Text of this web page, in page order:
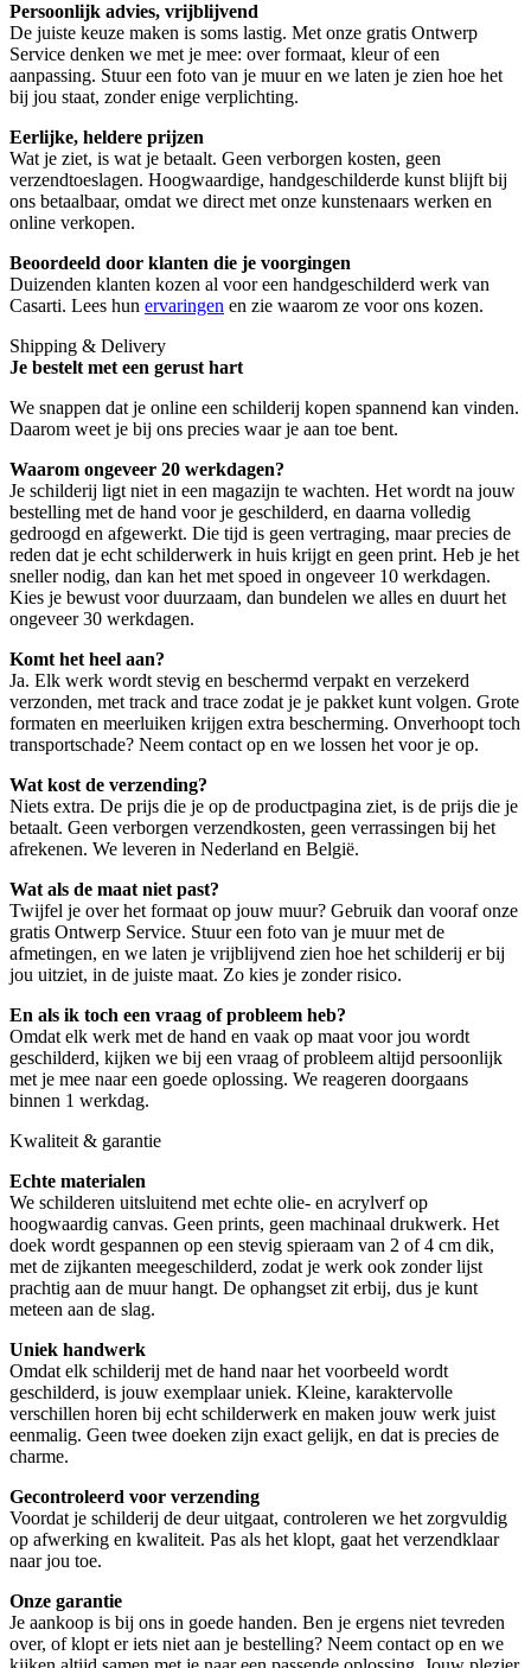
Persoonlijk advies, vrijblijvend
De juiste keuze maken is soms lastig. Met onze gratis Ontwerp
Service denken we met je mee: over formaat, kleur of een
aanpassing. Stuur een foto van je muur en we laten je zien hoe het
bij jou staat, zonder enige verplichting.
Eerlijke, heldere prijzen
Wat je ziet, is wat je betaalt. Geen verborgen kosten, geen
verzendtoeslagen. Hoogwaardige, handgeschilderde kunst blijft bij
ons betaalbaar, omdat we direct met onze kunstenaars werken en
online verkopen.
Beoordeeld door klanten die je voorgingen
Duizenden klanten kozen al voor een handgeschilderd werk van
Casarti. Lees hun ervaringen en zie waarom ze voor ons kozen.
Shipping & Delivery
Je bestelt met een gerust hart
We snappen dat je online een schilderij kopen spannend kan vinden.
Daarom weet je bij ons precies waar je aan toe bent.
Waarom ongeveer 20 werkdagen?
Je schilderij ligt niet in een magazijn te wachten. Het wordt na jouw
bestelling met de hand voor je geschilderd, en daarna volledig
gedroogd en afgewerkt. Die tijd is geen vertraging, maar precies de
reden dat je echt schilderwerk in huis krijgt en geen print. Heb je het
sneller nodig, dan kan het met spoed in ongeveer 10 werkdagen.
Kies je bewust voor duurzaam, dan bundelen we alles en duurt het
ongeveer 30 werkdagen.
Komt het heel aan?
Ja. Elk werk wordt stevig en beschermd verpakt en verzekerd
verzonden, met track and trace zodat je je pakket kunt volgen. Grote
formaten en meerluiken krijgen extra bescherming. Onverhoopt toch
transportschade? Neem contact op en we lossen het voor je op.
Wat kost de verzending?
Niets extra. De prijs die je op de productpagina ziet, is de prijs die je
betaalt. Geen verborgen verzendkosten, geen verrassingen bij het
afrekenen. We leveren in Nederland en België.
Wat als de maat niet past?
Twijfel je over het formaat op jouw muur? Gebruik dan vooraf onze
gratis Ontwerp Service. Stuur een foto van je muur met de
afmetingen, en we laten je vrijblijvend zien hoe het schilderij er bij
jou uitziet, in de juiste maat. Zo kies je zonder risico.
En als ik toch een vraag of probleem heb?
Omdat elk werk met de hand en vaak op maat voor jou wordt
geschilderd, kijken we bij een vraag of probleem altijd persoonlijk
met je mee naar een goede oplossing. We reageren doorgaans
binnen 1 werkdag.
Kwaliteit & garantie
Echte materialen
We schilderen uitsluitend met echte olie- en acrylverf op
hoogwaardig canvas. Geen prints, geen machinaal drukwerk. Het
doek wordt gespannen op een stevig spieraam van 2 of 4 cm dik,
met de zijkanten meegeschilderd, zodat je werk ook zonder lijst
prachtig aan de muur hangt. De ophangset zit erbij, dus je kunt
meteen aan de slag.
Uniek handwerk
Omdat elk schilderij met de hand naar het voorbeeld wordt
geschilderd, is jouw exemplaar uniek. Kleine, karaktervolle
verschillen horen bij echt schilderwerk en maken jouw werk juist
eenmalig. Geen twee doeken zijn exact gelijk, en dat is precies de
charme.
Gecontroleerd voor verzending
Voordat je schilderij de deur uitgaat, controleren we het zorgvuldig
op afwerking en kwaliteit. Pas als het klopt, gaat het verzendklaar
naar jou toe.
Onze garantie
Je aankoop is bij ons in goede handen. Ben je ergens niet tevreden
over, of klopt er iets niet aan je bestelling? Neem contact op en we